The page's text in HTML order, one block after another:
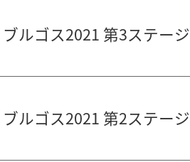
ルゴス2021 第3ステージ
ルゴス2021 第2ステージ